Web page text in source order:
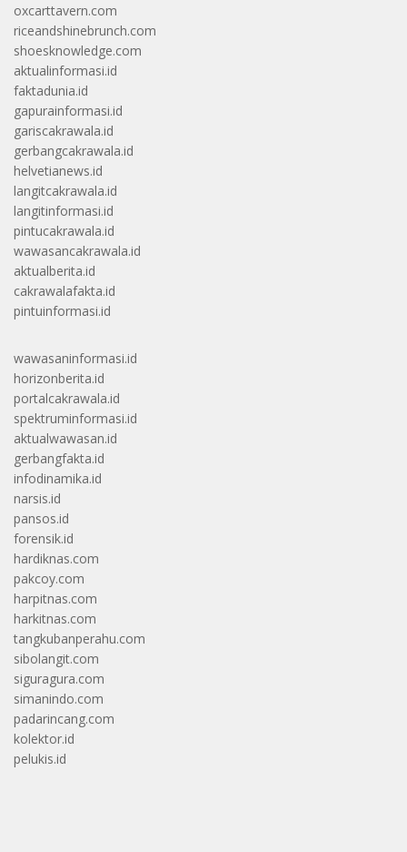
oxcarttavern.com
riceandshinebrunch.com
shoesknowledge.com
aktualinformasi.id
faktadunia.id
gapurainformasi.id
gariscakrawala.id
gerbangcakrawala.id
helvetianews.id
langitcakrawala.id
langitinformasi.id
pintucakrawala.id
wawasancakrawala.id
aktualberita.id
cakrawalafakta.id
pintuinformasi.id
wawasaninformasi.id
horizonberita.id
portalcakrawala.id
spektruminformasi.id
aktualwawasan.id
gerbangfakta.id
infodinamika.id
narsis.id
pansos.id
forensik.id
hardiknas.com
pakcoy.com
harpitnas.com
harkitnas.com
tangkubanperahu.com
sibolangit.com
siguragura.com
simanindo.com
padarincang.com
kolektor.id
pelukis.id